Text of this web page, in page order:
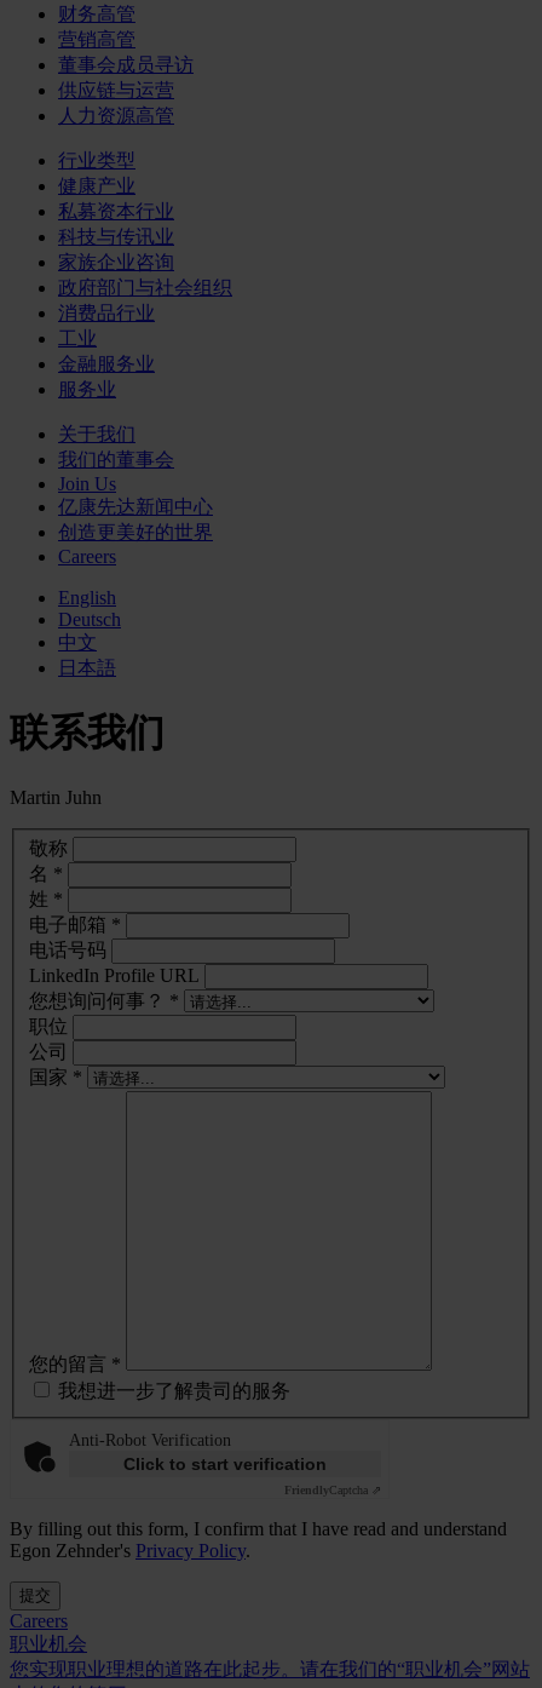
财务高管
营销高管
董事会成员寻访
供应链与运营
人力资源高管
行业类型
健康产业
私募资本行业
科技与传讯业
家族企业咨询
政府部门与社会组织
消费品行业
工业
金融服务业
服务业
关于我们
我们的董事会
Join Us
亿康先达新闻中心
创造更美好的世界
Careers
English
Deutsch
中文
日本語
联系我们
Martin Juhn
敬称
名 *
姓 *
电子邮箱 *
电话号码
LinkedIn Profile URL
您想询问何事？ *
职位
公司
国家 *
您的留言 *
我想进一步了解贵司的服务
Anti-Robot Verification
Click to start verification
FriendlyCaptcha ⇗
By filling out this form, I confirm that I have read and understand
Egon Zehnder's Privacy Policy.
提交
Careers
职业机会
您实现职业理想的道路在此起步。请在我们的“职业机会”网站